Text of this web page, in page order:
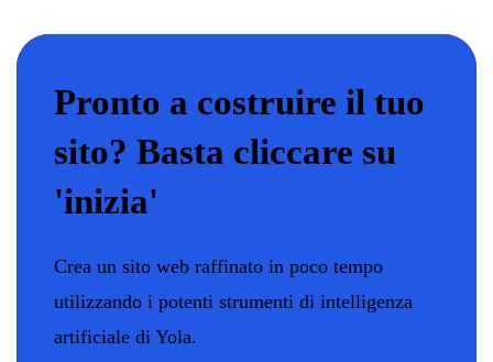
Pronto a costruire il tuo
sito? Basta cliccare su
'inizia'
Crea un sito web raffinato in poco tempo
utilizzando i potenti strumenti di intelligenza
artificiale di Yola.